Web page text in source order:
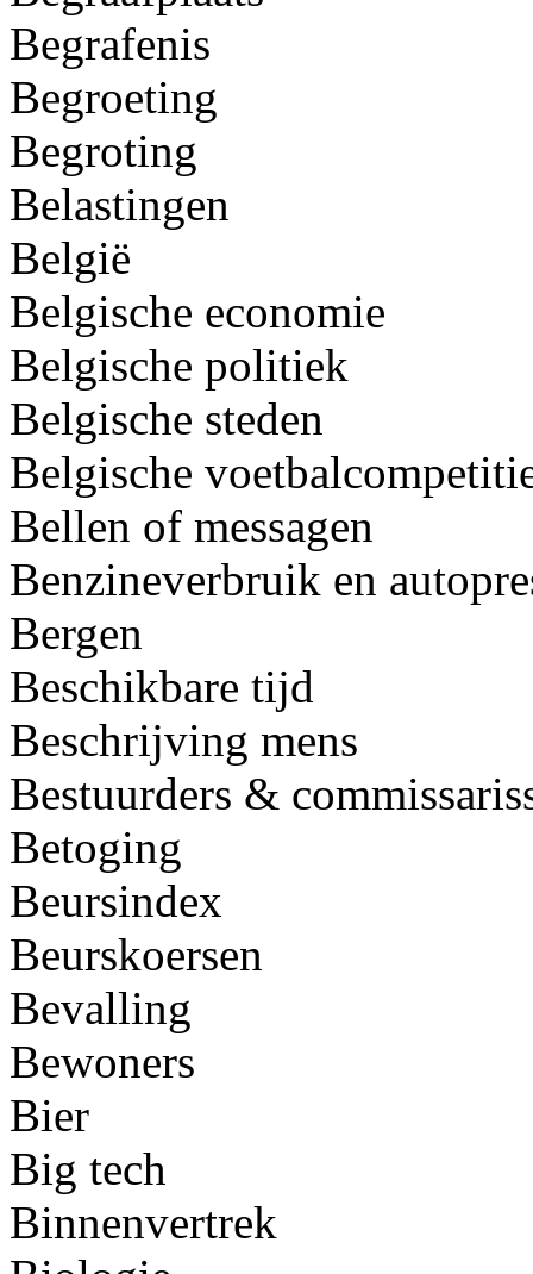
Begrafenis
Begroeting
Begroting
Belastingen
België
Belgische economie
Belgische politiek
Belgische steden
Belgische
Bellen of messagen
Benzineverbruik en
Bergen
Beschikbare tijd
Beschrijving mens
Bestuurders &
Betoging
Beursindex
Beurskoersen
Bevalling
Bewoners
Bier
Big tech
Binnenvertrek